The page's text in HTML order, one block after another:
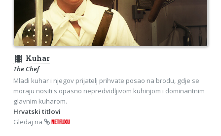
theaters Kuhar
The Chef
Mladi kuhar i njegov prijatelj prihvate posao na brodu, gdje se
moraju nositi s opasno nepredvidljivom kuhinjom i dominantnim
glavnim kuharom.
Hrvatski titlovi
Gledaj na
NETFLIXU